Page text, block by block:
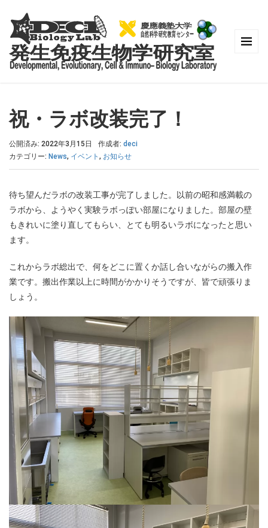
祝・ラボ改装完了！
公開済み: 2022年3月15日 作成者: deci
カテゴリー: News, イベント , お知らせ
待ち望んだラボの改装工事が完了しました。以前の昭和感満載の
ラボから、ようやく実験ラボっぽい部屋になりました。部屋の壁
もきれいに塗り直してもらい、とても明るいラボになったと思い
ます。
これからラボ総出で、何をどこに置くか話し合いながらの搬入作
業です。搬出作業以上に時間がかかりそうですが、皆で頑張りま
しょう。